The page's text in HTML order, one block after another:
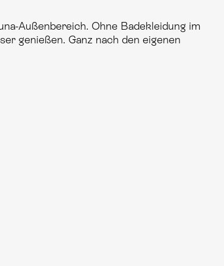
Außenbereich. Ohne Badekleidung im
genießen. Ganz nach den eigenen